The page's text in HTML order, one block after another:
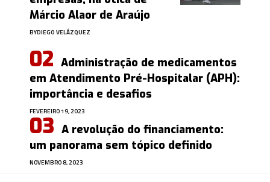
Márcio Alaor de Araújo
BYDIEGO VELÁZQUEZ
Administração de medicamentos
em Atendimento Pré-Hospitalar (APH):
importância e desafios
FEVEREIRO 19, 2023
A revolução do financiamento:
um panorama sem tópico definido
NOVEMBRO 8, 2023